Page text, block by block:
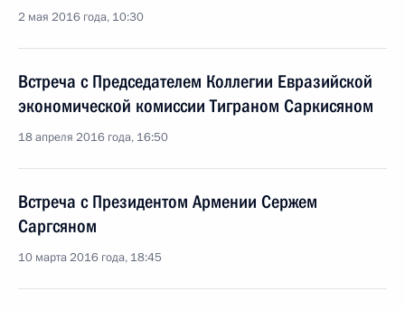
2 мая 2016 года, 10:30
Встреча с Председателем Коллегии Евразийской
экономической комиссии Тиграном Саркисяном
18 апреля 2016 года, 16:50
Встреча с Президентом Армении Сержем
Саргсяном
10 марта 2016 года, 18:45